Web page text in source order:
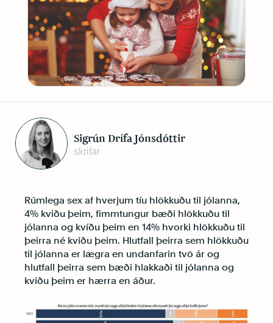
Sigrún Drífa Jónsdóttir
skrifar
Rúmlega sex af hverjum tíu hlökkuðu til jólanna,
4% kviðu þeim, fimmtungur bæði hlökkuðu til
jólanna og kvíðu þeim en 14% hvorki hlökkuðu til
þeirra né kviðu þeim. Hlutfall þeirra sem hlökkuðu
til jólanna er lægra en undanfarin tvö ár og
hlutfall þeirra sem bæði hlakkaði til jólanna og
kviðu þeim er hærra en áður.